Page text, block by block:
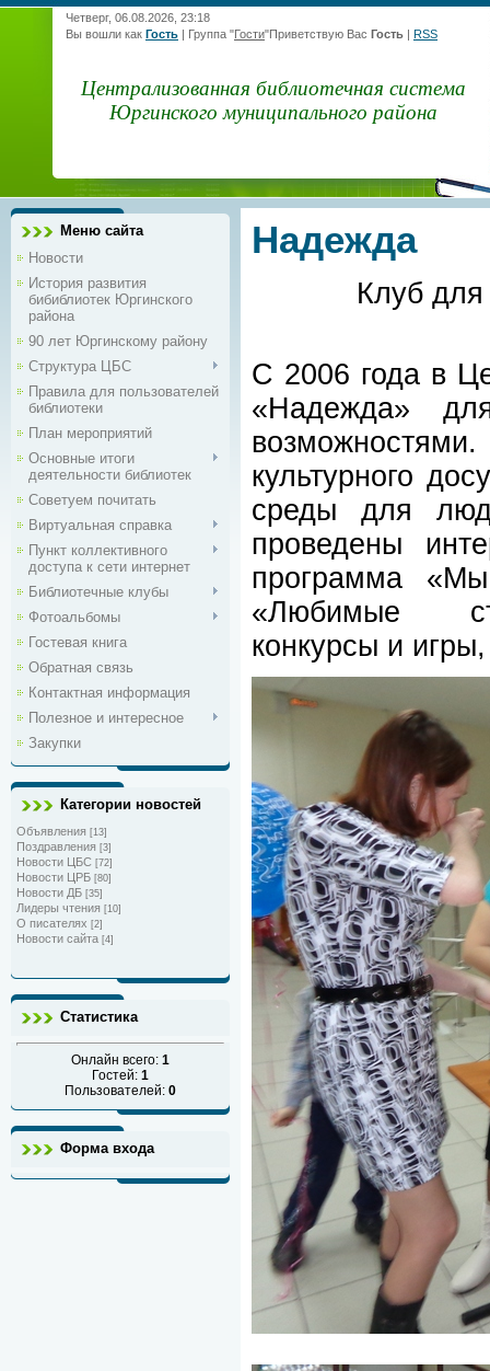
Четверг, 06.08.2026, 23:18
Вы вошли как Гость | Группа "Гости"Приветствую Вас Гость | RSS
Централизованная библиотечная система
Юргинского муниципального района
Меню сайта
Новости
История развития
бибиблиотек Юргинского
района
90 лет Юргинскому району
Структура ЦБС
Правила для пользователей
библиотеки
План мероприятий
Основные итоги
деятельности библиотек
Советуем почитать
Виртуальная справка
Пункт коллективного
доступа к сети интернет
Библиотечные клубы
Фотоальбомы
Гостевая книга
Обратная связь
Контактная информация
Полезное и интересное
Закупки
Категории новостей
Объявления [13]
Поздравления [3]
Новости ЦБС [72]
Новости ЦРБ [80]
Новости ДБ [35]
Лидеры чтения [10]
О писателях [2]
Новости сайта [4]
Статистика
Онлайн всего: 1
Гостей: 1
Пользователей: 0
Форма входа
Надежда
Клуб
С 2006 года в
«Надежда»
культурного
среды для
проведены
программа
«Любимые
конкурсы и